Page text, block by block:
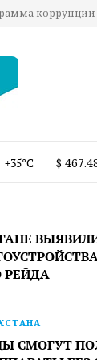
коррупции
+35°C $
РЕЙДА
СМОГУТ